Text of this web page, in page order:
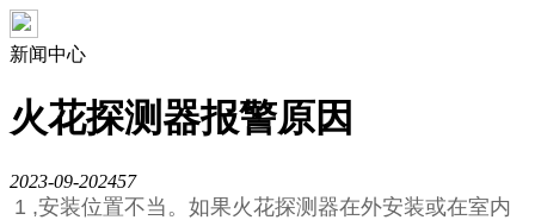
新闻中心
火花探测器报警原因
2023-09-202457
1 ,安装位置不当。如果火花探测器在外安装或在室内